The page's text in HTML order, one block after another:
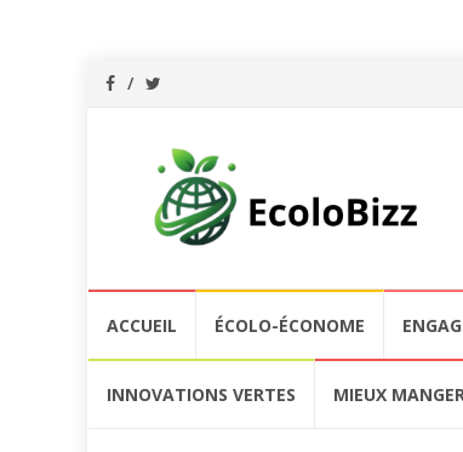
contenu
ACCUEIL ÉCOLO-ÉCONOME
INNOVATIONS VERTES MIEUX